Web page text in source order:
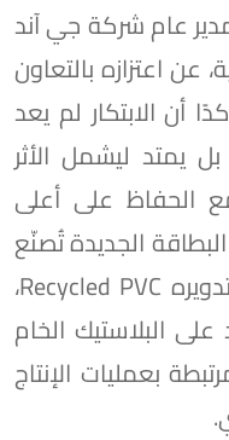
عام شركة جي آند
عن اعتزازه بالتعاون
أن الابتكار لم يعد
يمتد ليشمل الأثر
الحفاظ على أعلى
الجديدة تُصنّع
بالكامل من مادة PVC معاد تدويره Recycled PVC،
البلاستيك الخام
بعمليات الإنتاج